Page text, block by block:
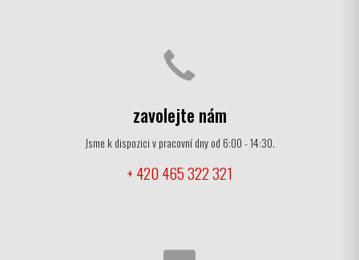
zavolejte nám
Jsme k dispozici v pracovní dny od 6:00 - 14:30.
+ 420 465 322 321